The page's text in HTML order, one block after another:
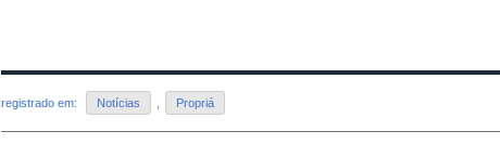
registrado em: Notícias Propriá